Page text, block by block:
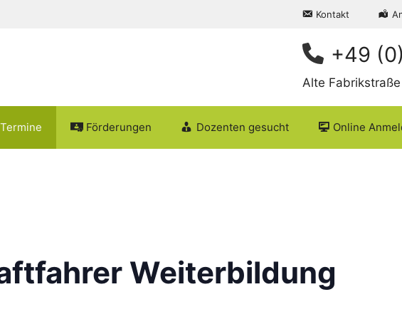
Kontakt
+49
Alte
Termine Förderungen Dozenten gesucht Online
Weiterbildung